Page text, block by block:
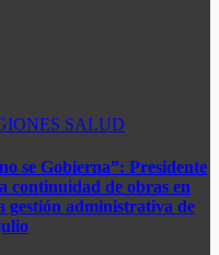
SALUD
se Gobierna”: Presidente
continuidad de obras en
gestión administrativa de